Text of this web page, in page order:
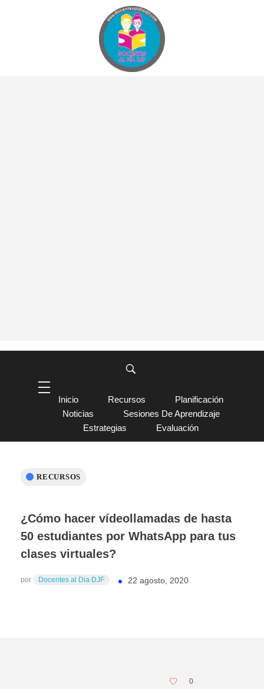
Inicio Recursos
Planificación
Noticias
Sesiones De Aprendizaje
Estrategias
Evaluación
¿Cómo hacer vídeollamadas de hasta
50 estudiantes por WhatsApp para tus
clases virtuales?
22 agosto, 2020
por Docentes al Dia DJF
RECURSOS
0